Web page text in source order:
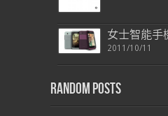
女士智能手
2011/10/11
Random Posts